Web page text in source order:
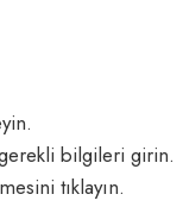
bilgileri girin.
tıklayın.